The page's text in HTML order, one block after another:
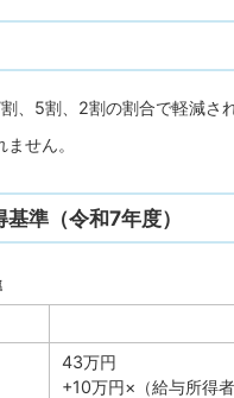
、5割、2割の割合で軽減され
せん。
準（令和7年度）
43万円
+10万円×（給与所得者